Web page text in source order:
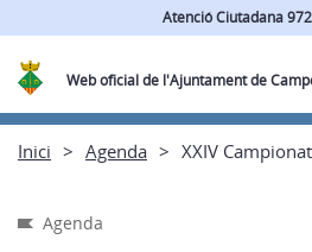
Atenció Ciutadana
Web oficial de l'Ajuntament de
Inici Agenda XXIV
Agenda